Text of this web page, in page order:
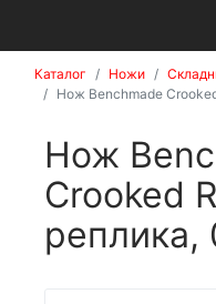
Каталог Ножи
Нож Benchmade
Нож
Crooked
реплика,